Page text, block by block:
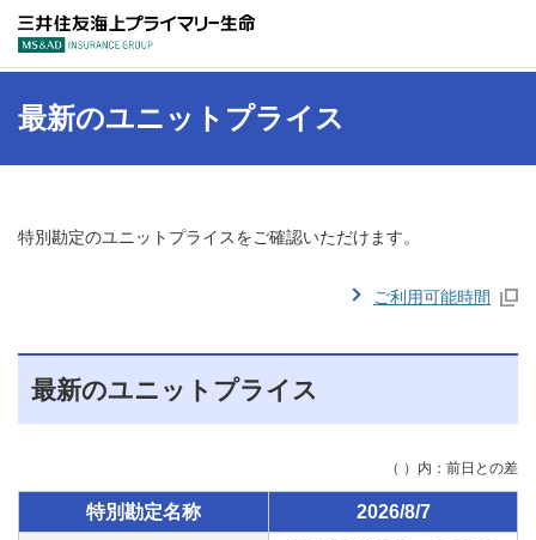
最新のユニットプライス
特別勘定のユニットプライスをご確認いただけます。
ご利用可能時間
最新のユニットプライス
（ ）内：前日との差
特別勘定名称 2026/8/7